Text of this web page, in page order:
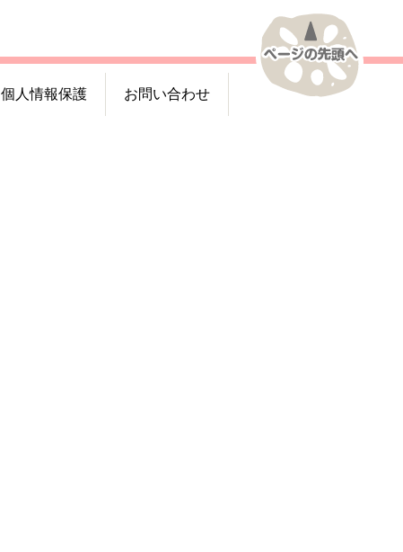
個人情報保護 お問い合わせ